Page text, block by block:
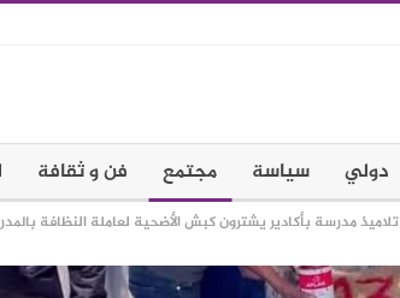
دولي سياسة مجتمع فن و ثقافة
تلاميذ مدرسة بأكادير يشترون كبش الأضحية لعاملة النظافة